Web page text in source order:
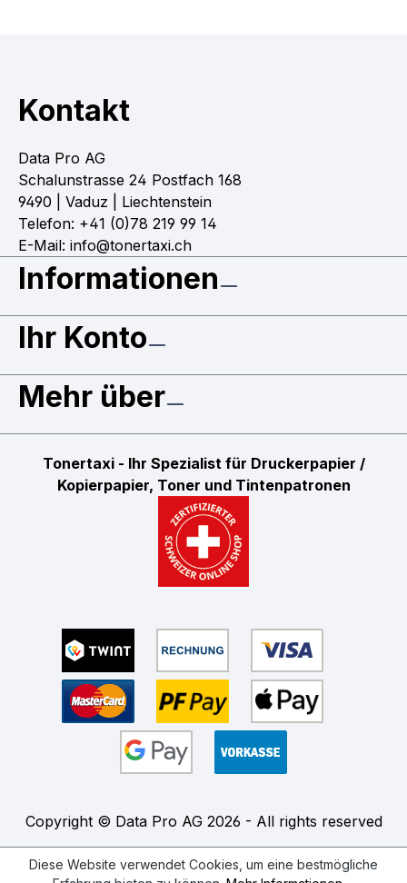
Kontakt
Data Pro AG
Schalunstrasse 24 Postfach 168
9490 | Vaduz | Liechtenstein
Telefon: +41 (0)78 219 99 14
E-Mail: info@tonertaxi.ch
Informationen
Ihr Konto
Mehr über
Tonertaxi - Ihr Spezialist für Druckerpapier /
Kopierpapier, Toner und Tintenpatronen
Copyright © Data Pro AG 2026 - All rights reserved
Diese Website verwendet Cookies, um eine bestmögliche